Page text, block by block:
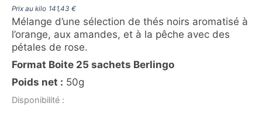
Prix au kilo 141,43 €
Mélange d’une sélection de thés noirs aromatisé à
l’orange, aux amandes, et à la pêche avec des
pétales de rose.
Format Boite 25 sachets Berlingo
Poids net : 50g
Disponibilité :
quantité